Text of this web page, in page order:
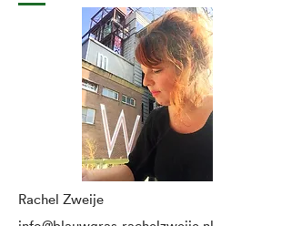
Rachel Zweije